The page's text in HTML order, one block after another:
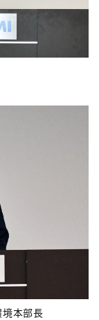
本部長